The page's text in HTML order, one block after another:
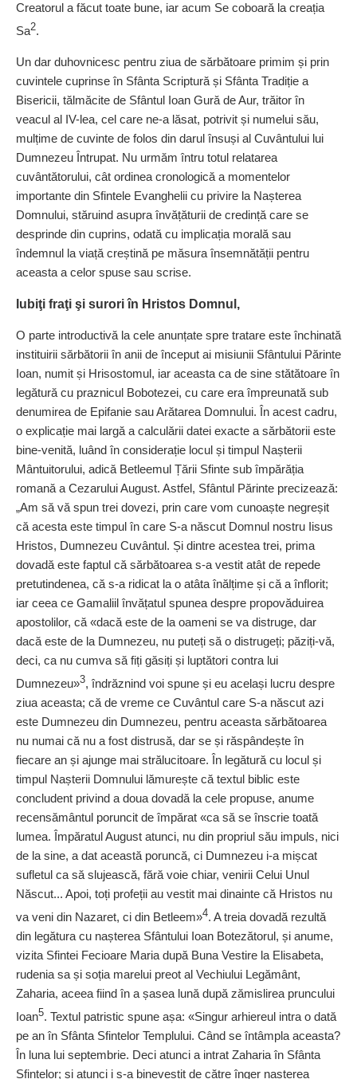
Creatorul a făcut toate bune, iar acum Se coboară la creația
Sa2.
Un dar duhovnicesc pentru ziua de sărbătoare primim și prin
cuvintele cuprinse în Sfânta Scriptură și Sfânta Tradiție a
Bisericii, tălmăcite de Sfântul Ioan Gură de Aur, trăitor în
veacul al IV-lea, cel care ne-a lăsat, potrivit și numelui său,
mulțime de cuvinte de folos din darul însuși al Cuvântului lui
Dumnezeu Întrupat. Nu urmăm întru totul relatarea
cuvântătorului, cât ordinea cronologică a momentelor
importante din Sfintele Evanghelii cu privire la Nașterea
Domnului, stăruind asupra învățăturii de credință care se
desprinde din cuprins, odată cu implicația morală sau
îndemnul la viață creștină pe măsura însemnătății pentru
aceasta a celor spuse sau scrise.
Iubiţi fraţi şi surori în Hristos Domnul,
O parte introductivă la cele anunțate spre tratare este închinată
instituirii sărbătorii în anii de început ai misiunii Sfântului Părinte
Ioan, numit și Hrisostomul, iar aceasta ca de sine stătătoare în
legătură cu praznicul Bobotezei, cu care era împreunată sub
denumirea de Epifanie sau Arătarea Domnului. În acest cadru,
o explicație mai largă a calculării datei exacte a sărbătorii este
bine-venită, luând în consi­derație locul și timpul Nașterii
Mântuitorului, adică Betleemul Țării Sfinte sub împă­răția
romană a Cezarului August. Astfel, Sfântul Părinte precizează:
„Am să vă spun trei dovezi, prin care vom cunoaște negreșit
că acesta este timpul în care S-a născut Domnul nostru Iisus
Hristos, Dumnezeu Cuvântul. Și dintre acestea trei, prima
dovadă este faptul că sărbătoarea s-a vestit atât de repede
pretutindenea, că s-a ridicat la o atâta înălțime și că a înflorit;
iar ceea ce Gamaliil învățatul spunea despre propovăduirea
apostolilor, că «dacă este de la oameni se va distruge, dar
dacă este de la Dumnezeu, nu puteți să o distrugeți; păziți-vă,
deci, ca nu cumva să fiți găsiți și luptători contra lui
Dumnezeu»3, îndrăznind voi spune și eu același lucru despre
ziua aceasta; că de vreme ce Cuvântul care S-a născut azi
este Dumnezeu din Dumnezeu, pentru aceasta sărbătoarea
nu numai că nu a fost distrusă, dar se și răspândește în
fiecare an și ajunge mai strălucitoare. În legătură cu locul și
timpul Naș­terii Domnului lămurește că textul biblic este
concludent privind a doua dovadă la cele propuse, anume
recensământul poruncit de împărat «ca să se înscrie toată
lumea. Împăratul August atunci, nu din propriul său impuls, nici
de la sine, a dat această poruncă, ci Dumnezeu i-a mișcat
sufletul ca să slujească, fără voie chiar, venirii Celui Unul
Născut... Apoi, toți profeții au vestit mai dinainte că Hristos nu
va veni din Nazaret, ci din Betleem»4. A treia dovadă rezultă
din legătura cu nașterea Sfântului Ioan Botezătorul, și anume,
vizita Sfintei Fecioare Maria după Buna Vestire la Elisabeta,
rudenia sa și soția marelui preot al Vechiului Legământ,
Zaharia, aceea fiind în a șasea lună după zămislirea pruncului
Ioan5. Textul patristic spune așa: «Singur arhiereul intra o dată
pe an în Sfânta Sfintelor Templului. Când se întâmpla aceasta?
În luna lui septembrie. Deci atunci a intrat Zaharia în Sfânta
Sfintelor; și atunci i s-a binevestit de către înger nașterea